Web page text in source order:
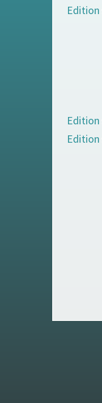
Edition
Edition
Edition